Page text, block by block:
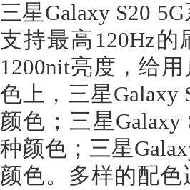
三星Galaxy S20
支持最高120Hz
1200nit亮度，给
色上，三星Galaxy
颜色；三星
种颜色；三星
颜色。多样的配